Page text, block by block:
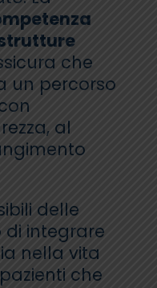
che
un percorso
al
delle
integrare
nella vita
che